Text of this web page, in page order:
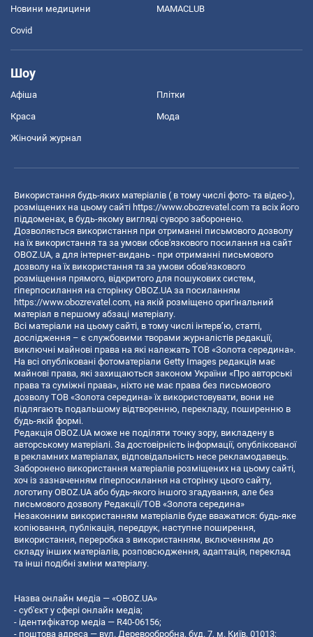
Новини медицини MAMACLUB
Covid
Шоу
Афіша Плітки
Краса Мода
Жіночий журнал
Використання будь-яких матеріалів ( в тому числі фото- та відео-),
розміщених на цьому сайті https://www.obozrevatel.com та всіх його
піддоменах, в будь-якому вигляді суворо заборонено.
Дозволяється використання при отриманні письмового дозволу
на їх використання та за умови обов'язкового посилання на сайт
OBOZ.UA, а для інтернет-видань - при отриманні письмового
дозволу на їх використання та за умови обов'язкового
розміщення прямого, відкритого для пошукових систем,
гіперпосилання на сторінку OBOZ.UA за посиланням
https://www.obozrevatel.com, на якій розміщено оригінальний
матеріал в першому абзаці матеріалу.
Всі матеріали на цьому сайті, в тому числі інтерв’ю, статті,
дослідження – є службовими творами журналістів редакції,
виключні майнові права на які належать ТОВ «Золота середина».
На всі опубліковані фотоматеріали Getty Images редакція має
майнові права, які захищаються законом України «Про авторські
права та суміжні права», ніхто не має права без письмового
дозволу ТОВ «Золота середина» їх використовувати, вони не
підлягають подальшому відтворенню, перекладу, поширенню в
будь-якій формі.
Редакція OBOZ.UA може не поділяти точку зору, викладену в
авторському матеріалі. За достовірність інформації, опублікованої
в рекламних матеріалах, відповідальність несе рекламодавець.
Заборонено використання матеріалів розміщених на цьому сайті,
хоч із зазначенням гіперпосилання на сторінку цього сайту,
логотипу OBOZ.UA або будь-якого іншого згадування, але без
письмового дозволу Редакції/ТОВ «Золота середина»
Незаконним використанням матеріалів буде вважатися: будь-яке
копiювання, публiкацiя, передрук, наступне поширення,
використання, переробка з використанням, включенням до
складу інших матеріалів, розповсюдження, адаптація, переклад
та інші подібні зміни матеріалу.
Назва онлайн медіа — «OBOZ.UA»
- суб'єкт у сфері онлайн медіа;
- ідентифікатор медіа — R40-06156;
- поштова адреса — вул. Деревообробна, буд. 7, м. Київ, 01013;